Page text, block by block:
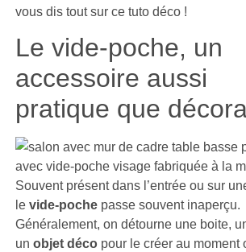
vous dis tout sur ce tuto déco !
Le vide-poche, un
accessoire aussi
pratique que
Souvent présent dans l’entrée ou sur
le vide-poche passe souvent inaperçu.
Généralement, on détourne une boite,
unobjet déco pour le créer au moment